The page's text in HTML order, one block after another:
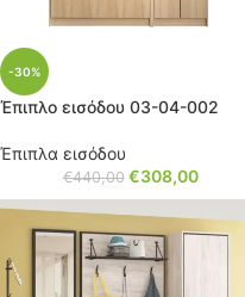
-30%
Έπιπλο εισόδου 03-04-002
Έπιπλα εισόδου
€440,00 €308,00